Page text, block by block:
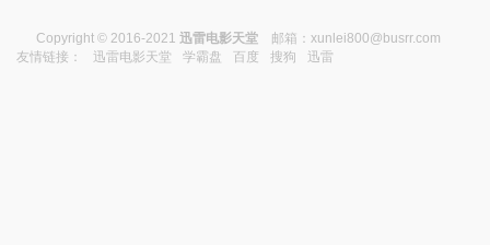
Copyright © 2016-2021 迅雷电影天堂 邮箱： xunlei800@busrr.com
友情链接：
迅雷电影天堂 学霸盘 百度 搜狗 迅雷